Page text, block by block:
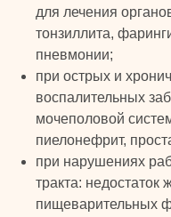
для лечения
тонзиллита,
пневмонии;
при острых и
воспалительных
мочеполовой
пиелонефрит,
при нарушениях
тракта: недостаток
пищеварительных